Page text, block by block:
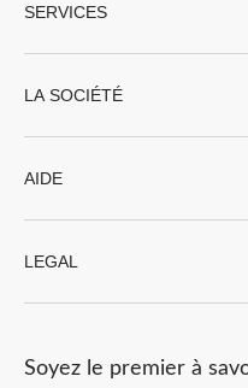
moulées, utilisez des cartes et des
SERVICES
LA SOCIÉTÉ
AIDE
LEGAL
Soyez le premier à